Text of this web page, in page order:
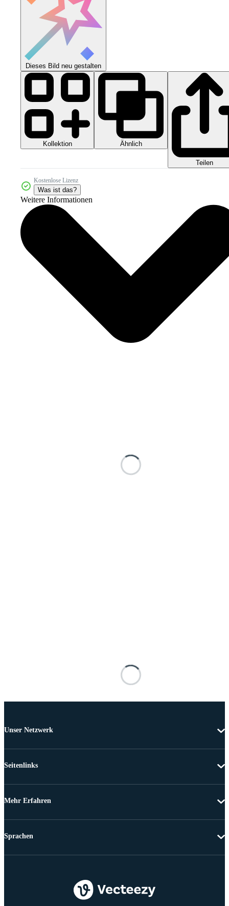
Dieses Bild neu gestalten
Kollektion Ähnlich
Teilen
Kostenlose Lizenz
Was ist das?
Weitere Informationen
Unser Netzwerk
Seitenlinks
Mehr Erfahren
Sprachen